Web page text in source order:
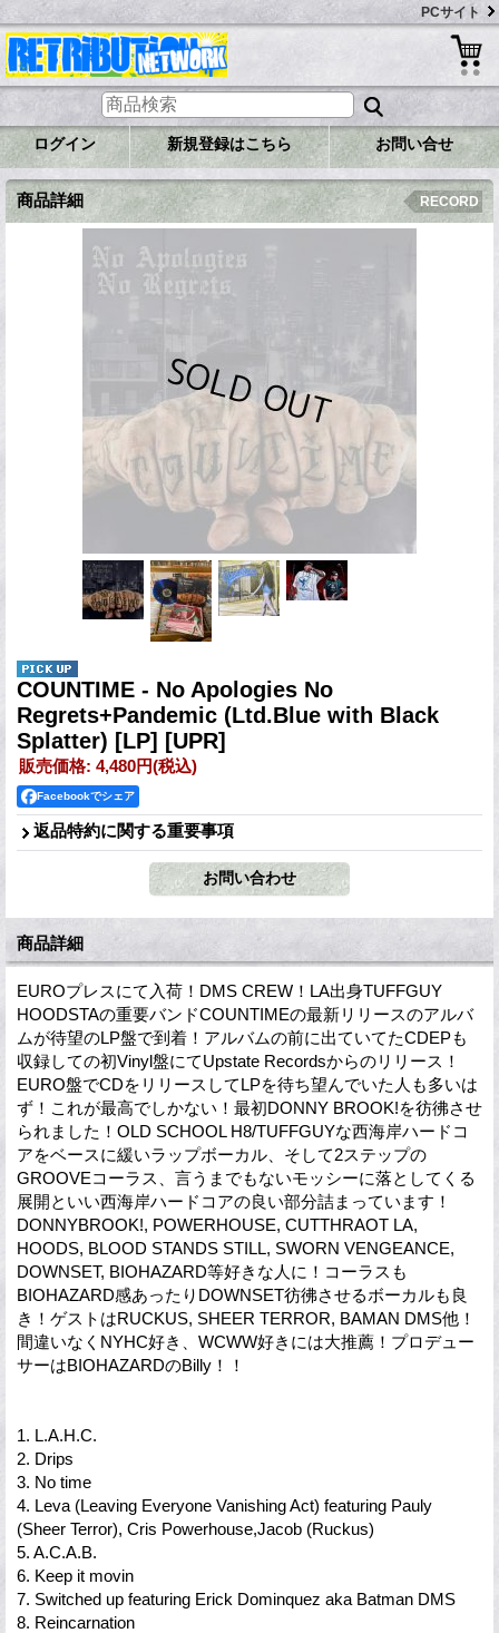
PCサイト
ログイン 新規登録はこちら お問い合せ
商品詳細 RECORD
COUNTIME - No Apologies No
Regrets+Pandemic (Ltd.Blue with Black
Splatter) [LP] [UPR]
販売価格: 4,480円(税込)
Facebookでシェア
返品特約に関する重要事項
商品詳細
EUROプレスにて入荷！DMS CREW！LA出身TUFFGUY
HOODSTAの重要バンドCOUNTIMEの最新リリースのアルバ
ムが待望のLP盤で到着！アルバムの前に出ていてたCDEPも
収録しての初Vinyl盤にてUpstate Recordsからのリリース！
EURO盤でCDをリリースしてLPを待ち望んでいた人も多いは
ず！これが最高でしかない！最初DONNY BROOK!を彷彿させ
られました！OLD SCHOOL H8/TUFFGUYな西海岸ハードコ
アをベースに緩いラップボーカル、そして2ステップの
GROOVEコーラス、言うまでもないモッシーに落としてくる
展開といい西海岸ハードコアの良い部分詰まっています！
DONNYBROOK!, POWERHOUSE, CUTTHRAOT LA,
HOODS, BLOOD STANDS STILL, SWORN VENGEANCE,
DOWNSET, BIOHAZARD等好きな人に！コーラスも
BIOHAZARD感あったりDOWNSET彷彿させるボーカルも良
き！ゲストはRUCKUS, SHEER TERROR, BAMAN DMS他！
間違いなくNYHC好き、WCWW好きには大推薦！プロデュー
サーはBIOHAZARDのBilly！！
1. L.A.H.C.
2. Drips
3. No time
4. Leva (Leaving Everyone Vanishing Act) featuring Pauly
(Sheer Terror), Cris Powerhouse,Jacob (Ruckus)
5. A.C.A.B.
6. Keep it movin
7. Switched up featuring Erick Dominquez aka Batman DMS
8. Reincarnation